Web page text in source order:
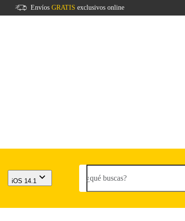
Envíos GRATIS exclusivos online
iOS 14.1 ¿qué buscas?